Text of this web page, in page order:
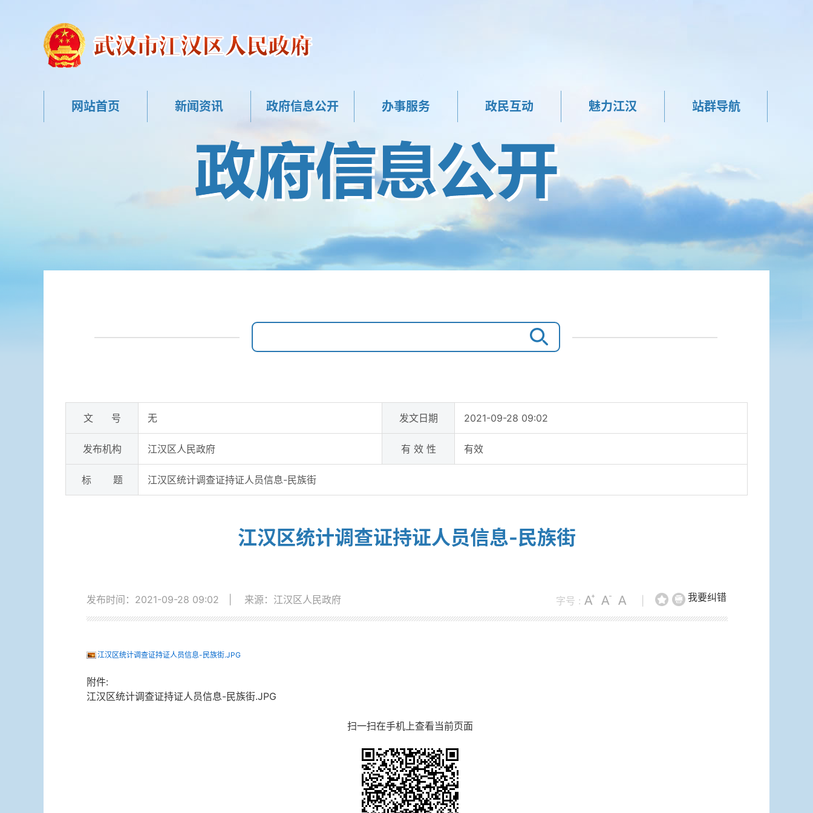
网站首页 新闻资讯 政府信息公开 办事服务 政民互动 魅力江汉 站群导航
文 号 无 发文日期 2021-09-28 09:02
发布机构 江汉区人民政府 有 效 性 有效
标 题 江汉区统计调查证持证人员信息-民族街
江汉区统计调查证持证人员信息-民族街
我要纠错
字号 :
发布时间：2021-09-28 09:02 来源：江汉区人民政府
江汉区统计调查证持证人员信息-民族街.JPG
附件:
江汉区统计调查证持证人员信息-民族街.JPG
扫一扫在手机上查看当前页面